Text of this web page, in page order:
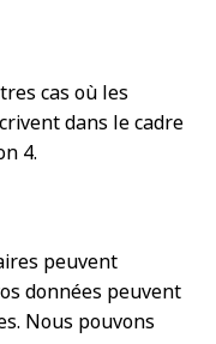
cas où les
dans le cadre
4.
peuvent
données peuvent
Nous pouvons